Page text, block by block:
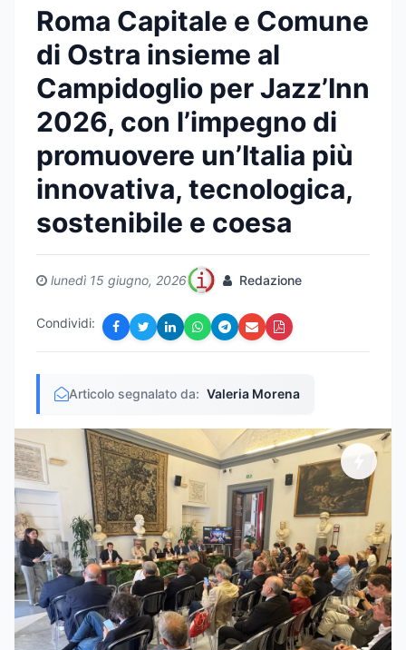
Roma Capitale e Comune
di Ostra insieme al
Campidoglio per Jazz’Inn
2026, con l’impegno di
promuovere un’Italia più
innovativa, tecnologica,
sostenibile e coesa
lunedì 15 giugno, 2026 Redazione
Condividi:
Articolo segnalato da: Valeria Morena